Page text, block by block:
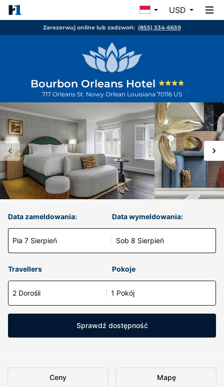
USD
Zarezerwuj online lub zadzwoń: (855) 334-6659
Bourbon Orleans Hotel
717 Orleans St. Nowy Orlean Louisiana 70116 US
Data zameldowania:
Pia 7 Sierpień
Data wymeldowania:
Sob 8 Sierpień
Travellers Pokoje
2 Dorośli 1 Pokój
Sprawdź dostępność
Ceny Mapę